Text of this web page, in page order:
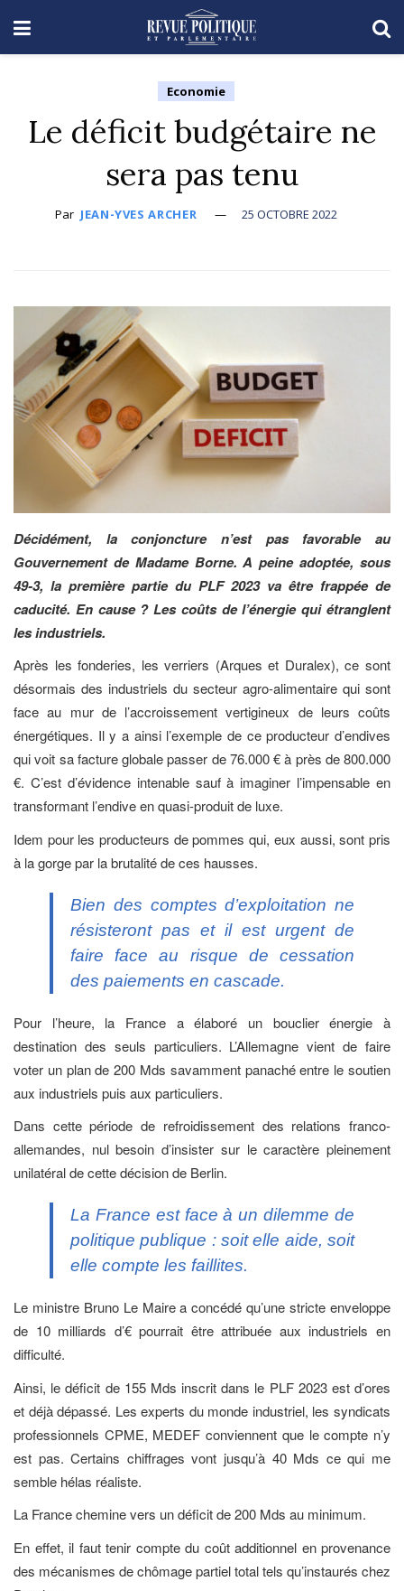
Economie
Le déficit budgétaire ne
sera pas tenu
Par JEAN-YVES ARCHER 25 OCTOBRE 2022
Décidément, la conjoncture n’est pas favorable au
Gouvernement de Madame Borne. A peine adoptée, sous
49-3, la première partie du PLF 2023 va être frappée de
caducité. En cause ? Les coûts de l’énergie qui étranglent
les industriels.
Après les fonderies, les verriers (Arques et Duralex), ce sont
désormais des industriels du secteur agro-alimentaire qui sont
face au mur de l’accroissement vertigineux de leurs coûts
énergétiques. Il y a ainsi l’exemple de ce producteur d’endives
qui voit sa facture globale passer de 76.000 € à près de 800.000
€. C’est d’évidence intenable sauf à imaginer l’impensable en
transformant l’endive en quasi-produit de luxe.
Idem pour les producteurs de pommes qui, eux aussi, sont pris
à la gorge par la brutalité de ces hausses.
Bien des comptes d’exploitation ne
résisteront pas et il est urgent de
faire face au risque de cessation
des paiements en cascade.
Pour l’heure, la France a élaboré un bouclier énergie à
destination des seuls particuliers. L’Allemagne vient de faire
voter un plan de 200 Mds savamment panaché entre le soutien
aux industriels puis aux particuliers.
Dans cette période de refroidissement des relations franco-
allemandes, nul besoin d’insister sur le caractère pleinement
unilatéral de cette décision de Berlin.
La France est face à un dilemme de
politique publique : soit elle aide, soit
elle compte les faillites.
Le ministre Bruno Le Maire a concédé qu’une stricte enveloppe
de 10 milliards d’€ pourrait être attribuée aux industriels en
difficulté.
Ainsi, le déficit de 155 Mds inscrit dans le PLF 2023 est d’ores
et déjà dépassé. Les experts du monde industriel, les syndicats
professionnels CPME, MEDEF conviennent que le compte n’y
est pas. Certains chiffrages vont jusqu’à 40 Mds ce qui me
semble hélas réaliste.
La France chemine vers un déficit de 200 Mds au minimum.
En effet, il faut tenir compte du coût additionnel en provenance
des mécanismes de chômage partiel total tels qu’instaurés chez